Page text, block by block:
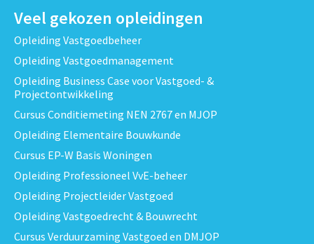
Veel gekozen opleidingen
Opleiding Vastgoedbeheer
Opleiding Vastgoedmanagement
Opleiding Business Case voor Vastgoed- &
Projectontwikkeling
Cursus Conditiemeting NEN 2767 en MJOP
Opleiding Elementaire Bouwkunde
Cursus EP-W Basis Woningen
Opleiding Professioneel VvE-beheer
Opleiding Projectleider Vastgoed
Opleiding Vastgoedrecht & Bouwrecht
Cursus Verduurzaming Vastgoed en DMJOP